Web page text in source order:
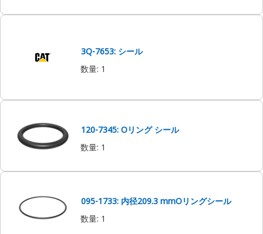
3Q-7653: シール
数量: 1
120-7345: Oリング シール
数量: 1
095-1733: 内径209.3 mmOリングシール
数量: 1